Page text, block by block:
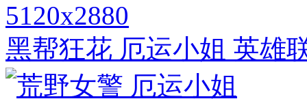
5120x2880
黑帮狂花 厄运小姐 英雄